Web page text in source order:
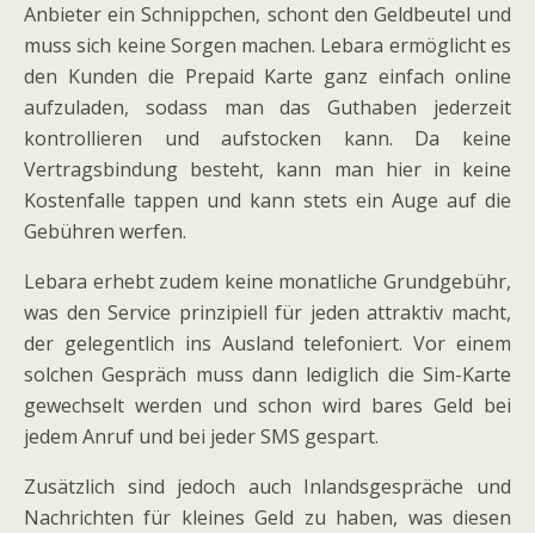
Anbieter ein Schnippchen, schont den Geldbeutel und
muss sich keine Sorgen machen. Lebara ermöglicht es
den Kunden die Prepaid Karte ganz einfach online
aufzuladen, sodass man das Guthaben jederzeit
kontrollieren und aufstocken kann. Da keine
Vertragsbindung besteht, kann man hier in keine
Kostenfalle tappen und kann stets ein Auge auf die
Gebühren werfen.
Lebara erhebt zudem keine monatliche Grundgebühr,
was den Service prinzipiell für jeden attraktiv macht,
der gelegentlich ins Ausland telefoniert. Vor einem
solchen Gespräch muss dann lediglich die Sim-Karte
gewechselt werden und schon wird bares Geld bei
jedem Anruf und bei jeder SMS gespart.
Zusätzlich sind jedoch auch Inlandsgespräche und
Nachrichten für kleines Geld zu haben, was diesen